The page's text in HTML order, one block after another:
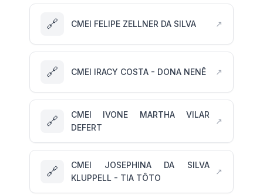
🔗 CMEI FELIPE ZELLNER DA SILVA ↗
🔗 CMEI IRACY COSTA - DONA NENÊ ↗
🔗
CMEI IVONE MARTHA VILAR
DEFERT
↗
🔗
CMEI JOSEPHINA DA SILVA
KLUPPELL - TIA TÔTO
↗